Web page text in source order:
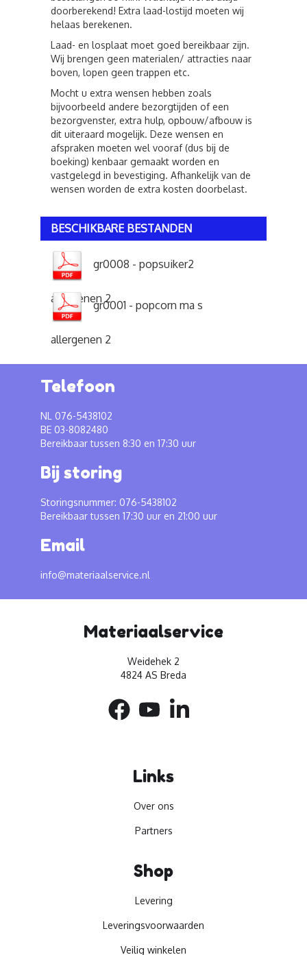
doorberekend! Extra laad-lostijd moeten wij
helaas berekenen.
Laad- en losplaat moet goed bereikbaar zijn.
Wij brengen geen materialen/ attracties naar
boven, lopen geen trappen etc.
Mocht u extra wensen hebben zoals
bijvoorbeeld andere bezorgtijden of een
bezorgvenster, extra hulp, opbouw/afbouw is
dit uiteraard mogelijk. Deze wensen en
afspraken moeten wel vooraf (dus bij de
boeking) kenbaar gemaakt worden en
vastgelegd in bevestiging. Afhankelijk van de
wensen worden de extra kosten doorbelast.
BESCHIKBARE BESTANDEN
gr0008 - popsuiker2
allergenen 2
gr0001 - popcorn ma s
allergenen 2
Telefoon
NL 076-5438102
BE 03-8082480
Bereikbaar tussen 8:30 en 17:30 uur
Bij storing
Storingsnummer: 076-5438102
Bereikbaar tussen 17:30 uur en 21:00 uur
Email
info@materiaalservice.nl
Materiaalservice
Weidehek 2
4824 AS Breda
Links
Over ons
Partners
Shop
Levering
Leveringsvoorwaarden
Veilig winkelen